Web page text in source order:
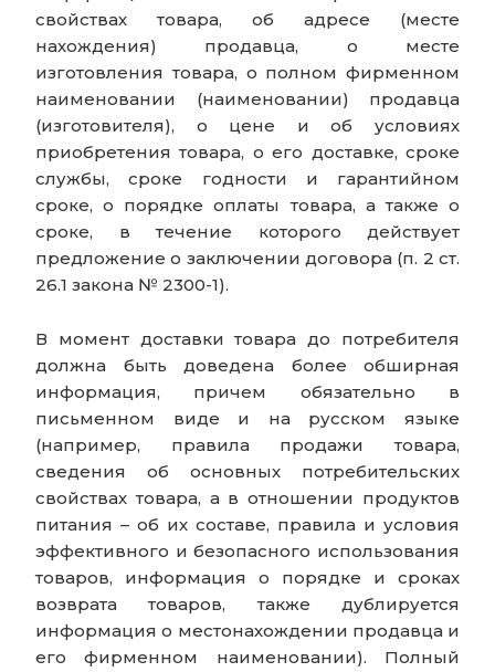
свойствах товара, об адресе (месте
нахождения) продавца, о месте
изготовления товара, о полном фирменном
наименовании (наименовании) продавца
(изготовителя), о цене и об условиях
приобретения товара, о его доставке, сроке
службы, сроке годности и гарантийном
сроке, о порядке оплаты товара, а также о
сроке, в течение которого действует
предложение о заключении договора (п. 2 ст.
26.1 закона № 2300-1).
В момент доставки товара до потребителя
должна быть доведена более обширная
информация, причем обязательно в
письменном виде и на русском языке
(например, правила продажи товара,
сведения об основных потребительских
свойствах товара, а в отношении продуктов
питания – об их составе, правила и условия
эффективного и безопасного использования
товаров, информация о порядке и сроках
возврата товаров, также дублируется
информация о местонахождении продавца и
его фирменном наименовании). Полный